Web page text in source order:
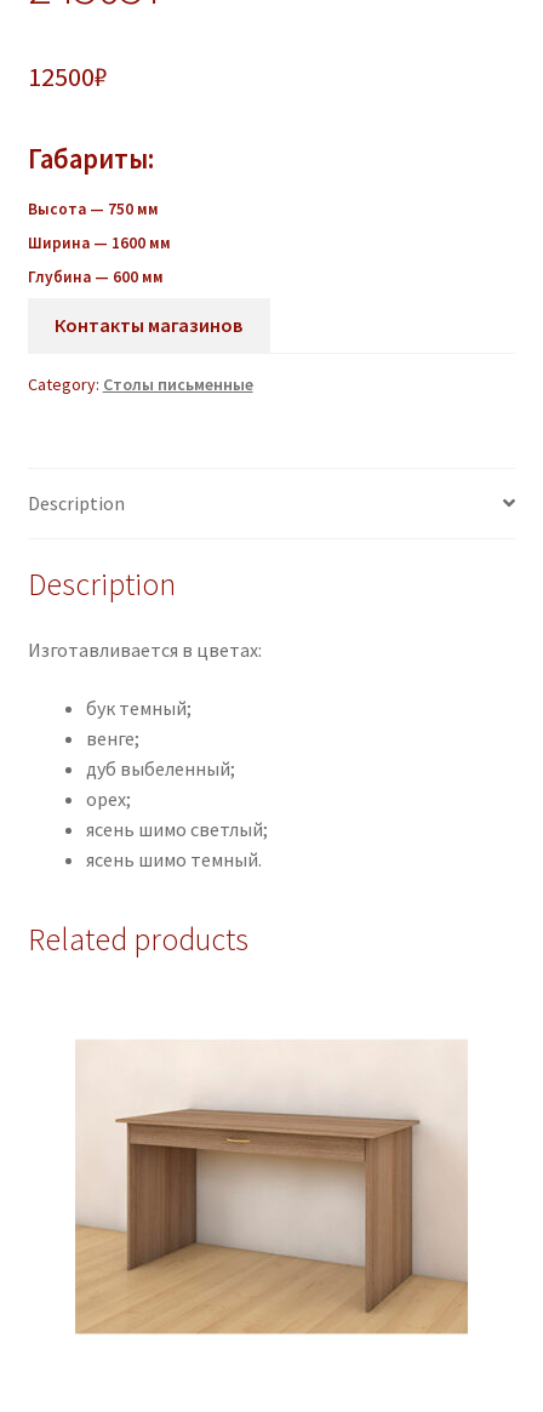
12500₽
Габариты:
Высота — 750 мм
Ширина — 1600 мм
Глубина — 600 мм
Контакты магазинов
Category: Столы письменные
Description
Description
Изготавливается в цветах:
бук темный;
венге;
дуб выбеленный;
орех;
ясень шимо светлый;
ясень шимо темный.
Related products